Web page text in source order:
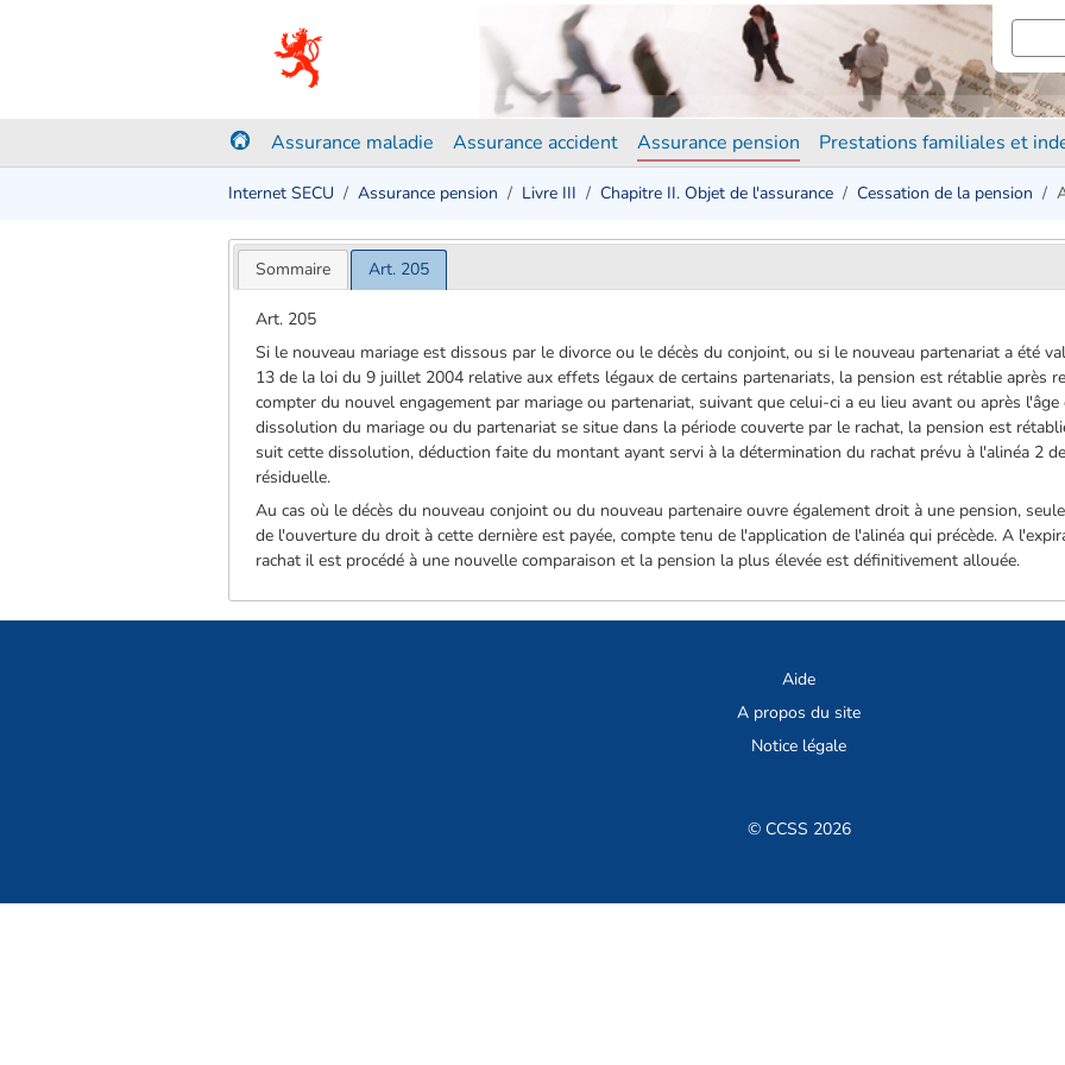
Assurance maladie Assurance accident Assurance pension Prestations familiales et
Internet SECU Assurance pension Livre III Chapitre II. Objet de l'assurance Cessation de la pension
Sommaire Art. 205
Art. 205
Si le nouveau mariage est dissous par le divorce ou le décès du conjoint, ou si le nouveau partenariat a été
13 de la loi du 9 juillet 2004 relative aux effets légaux de certains partenariats, la pension est rétablie après
compter du nouvel engagement par mariage ou partenariat, suivant que celui-ci a eu lieu avant ou après
dissolution du mariage ou du partenariat se situe dans la période couverte par le rachat, la pension est
suit cette dissolution, déduction faite du montant ayant servi à la détermination du rachat prévu à l'alinéa 2
résiduelle.
Au cas où le décès du nouveau conjoint ou du nouveau partenaire ouvre également droit à une pension,
de l'ouverture du droit à cette dernière est payée, compte tenu de l'application de l'alinéa qui précède. A
rachat il est procédé à une nouvelle comparaison et la pension la plus élevée est définitivement allouée.
Aide
A propos du site
Notice légale
© CCSS 2026